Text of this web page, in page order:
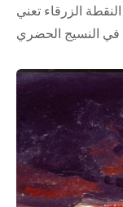
الزرقاء تعني